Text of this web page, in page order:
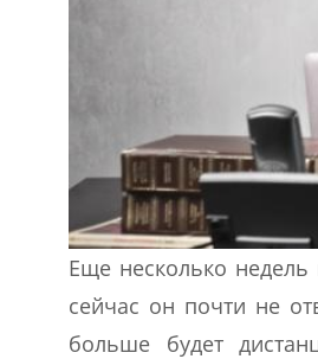
Еще несколько
сейчас он почти не
больше будет